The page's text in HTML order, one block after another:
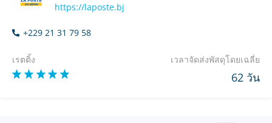
https://laposte.bj
+229 21 31 79 58
เรตติ้ง เวลาจัดส่งพัสดุโดยเฉลี่ย
62 วัน